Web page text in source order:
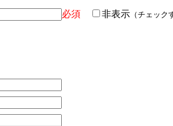
必須 非表示 （チェッ